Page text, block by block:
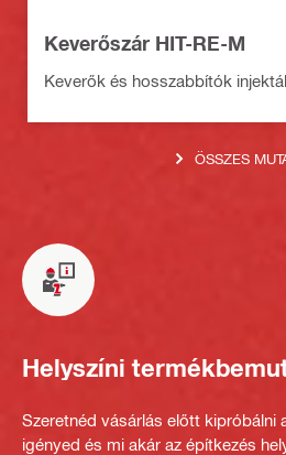
Keverőszár HIT-RE-M
Keverők és hosszabbítók
ÖSSZES
Helyszíni
Szeretnéd vásárlás előtt kipróbálni
igényed és mi akár az építkezés